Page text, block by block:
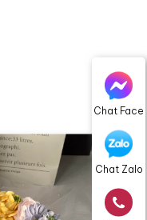
Chat Face
Chat Zalo